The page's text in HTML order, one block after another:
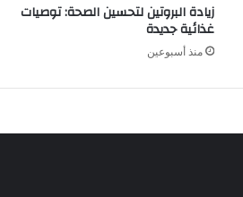
زيادة البروتين لتحسين الصحة: توصيات
غذائية جديدة
منذ أسبوعين